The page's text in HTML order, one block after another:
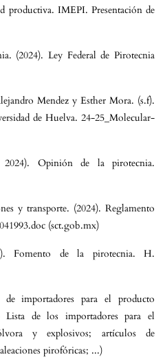
productiva. IMEPI. Presentación de
(2024). Ley Federal de Pirotecnia
Mendez y Esther Mora. (s.f).
de Huelva. 24-25_Molecular-
2024). Opinión de la pirotecnia.
y transporte. (2024). Reglamento
(sct.gob.mx)
Fomento de la pirotecnia. H.
de importadores para el producto
Lista de los importadores para el
y explosivos; artículos de
pirofóricas; ...)